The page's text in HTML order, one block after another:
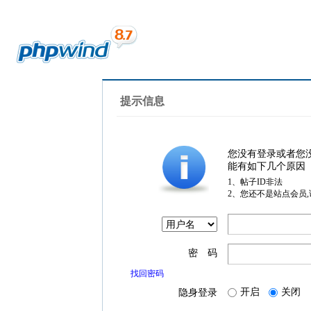
提示信息
您没有登录或者您
能有如下几个原因
1、帖子ID非法
2、您还不是站点会员
密 码
找回密码
隐身登录 开启 关闭